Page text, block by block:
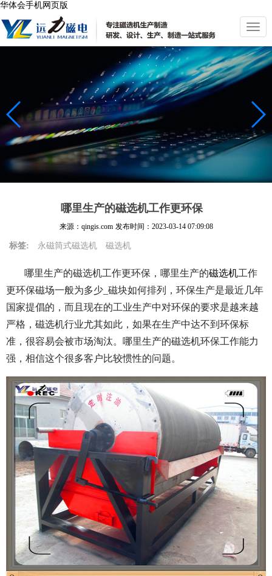
华体会手机网页版
切
换
导
航
哪里生产的磁选机工作更环保
来源：qingis.com 发布时间： 2023-03-14 07:09:08
标签: 永磁筒式磁选机 磁选机
哪里生产的磁选机工作更环保，哪里生产的磁选机工作
更环保磁场一般为多少_磁块如何排列，环保生产是最近几年
国家提倡的，而且现在的工业生产中对环保的要求是越来越
严格，磁选机行业尤其如此，如果在生产中达不到环保标
准，很容易会被市场淘汰。哪里生产的磁选机环保工作能力
强，相信这个很多客户比较惯性的问题。